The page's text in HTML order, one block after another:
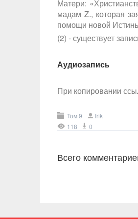
Матери:
мадам Z., которая
помощи новой
(2) - существует
Аудиозапись
При копировании
Том 9
Irik
118
0
Всего